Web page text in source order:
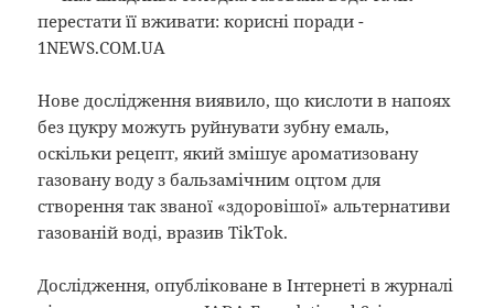
Нове дослідження виявило, що кислоти в напоях
без цукру можуть руйнувати зубну емаль,
оскільки рецепт, який змішує ароматизовану
газовану воду з бальзамічним оцтом для
створення так званої «здоровішої» альтернативи
газованій воді, вразив TikTok.
Дослідження, опубліковане в Інтернеті в журналі